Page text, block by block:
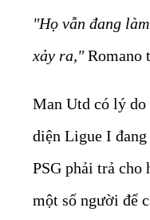
"Họ vẫn đang
xảy ra,"Romano
Man Utd có lý do
diện Ligue I
PSG phải trả cho
một số người để